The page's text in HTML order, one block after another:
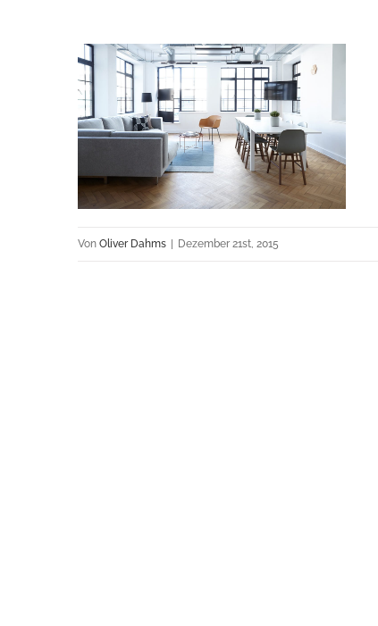
Von Oliver Dahms | Dezember 21st, 2015